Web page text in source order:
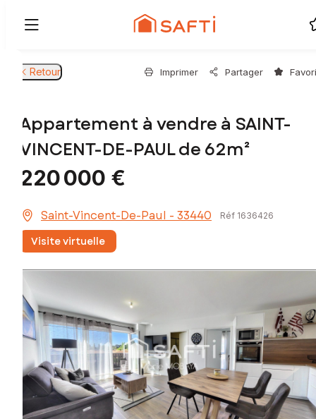
Retour Imprimer Partager
Appartement à vendre à SAINT-
VINCENT-DE-PAUL de 62m²
220 000 €
Saint-Vincent-De-Paul - 33440 Réf 1636426
Visite virtuelle